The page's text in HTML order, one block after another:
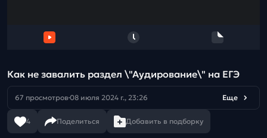
Как не завалить раздел \"Аудирование\" на ЕГЭ
67 просмотров 08 июля 2024 г., 23:26 Еще
4 Поделиться Добавить в подборку